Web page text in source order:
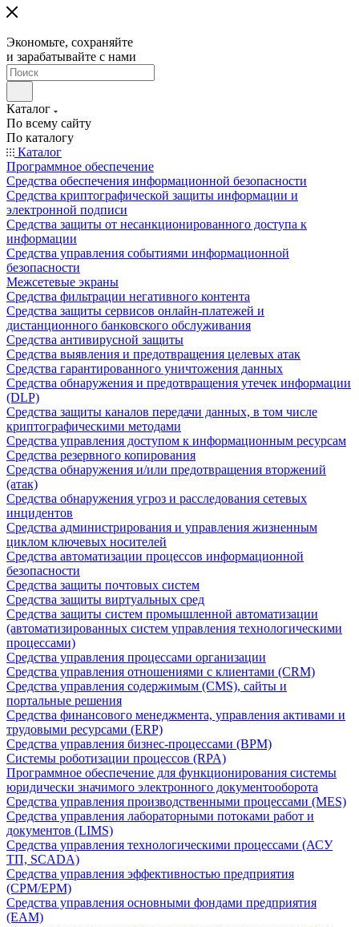
Экономьте, сохраняйте
и зарабатывайте с нами
Каталог
По всему сайту
По каталогу
Каталог
Программное обеспечение
Средства обеспечения информационной безопасности
Средства криптографической защиты информации и
электронной подписи
Средства защиты от несанкционированного доступа к
информации
Средства управления событиями информационной
безопасности
Межсетевые экраны
Средства фильтрации негативного контента
Средства защиты сервисов онлайн-платежей и
дистанционного банковского обслуживания
Средства антивирусной защиты
Средства выявления и предотвращения целевых атак
Средства гарантированного уничтожения данных
Средства обнаружения и предотвращения утечек информации
(DLP)
Средства защиты каналов передачи данных, в том числе
криптографическими методами
Средства управления доступом к информационным ресурсам
Средства резервного копирования
Средства обнаружения и/или предотвращения вторжений
(атак)
Средства обнаружения угроз и расследования сетевых
инцидентов
Средства администрирования и управления жизненным
циклом ключевых носителей
Средства автоматизации процессов информационной
безопасности
Средства защиты почтовых систем
Средства защиты виртуальных сред
Средства защиты систем промышленной автоматизации
(автоматизированных систем управления технологическими
процессами)
Средства управления процессами организации
Средства управления отношениями с клиентами (CRM)
Средства управления содержимым (CMS), сайты и
портальные решения
Средства финансового менеджмента, управления активами и
трудовыми ресурсами (ERP)
Средства управления бизнес-процессами (BPM)
Системы роботизации процессов (RPA)
Программное обеспечение для функционирования системы
юридически значимого электронного документооборота
Средства управления производственными процессами (MES)
Средства управления лабораторными потоками работ и
документов (LIMS)
Средства управления технологическими процессами (АСУ
ТП, SCADA)
Средства управления эффективностью предприятия
(CPM/EPM)
Средства управления основными фондами предприятия
(EAM)